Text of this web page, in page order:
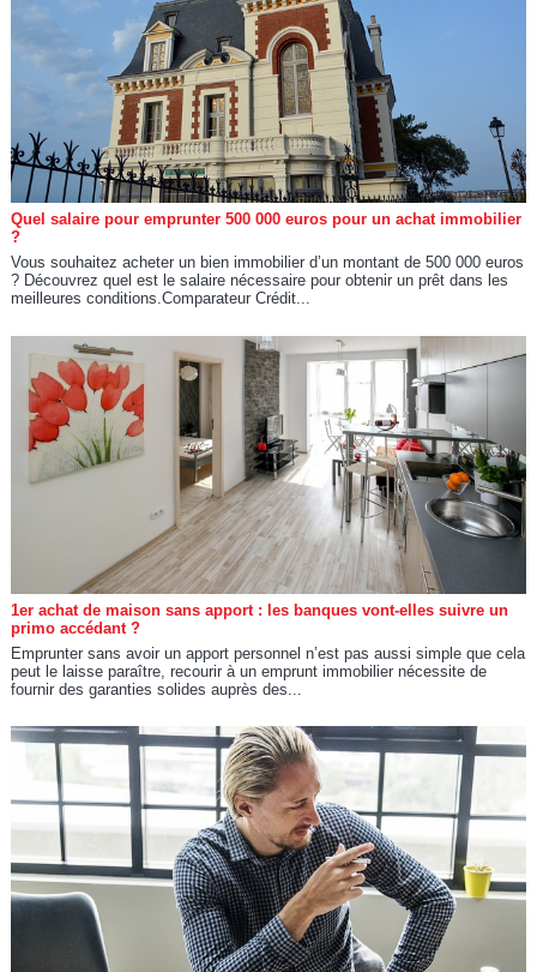
Quel salaire pour emprunter 500 000 euros pour un achat immobilier
?
Vous souhaitez acheter un bien immobilier d’un montant de 500 000 euros
? Découvrez quel est le salaire nécessaire pour obtenir un prêt dans les
meilleures conditions.Comparateur Crédit...
1er achat de maison sans apport : les banques vont-elles suivre un
primo accédant ?
Emprunter sans avoir un apport personnel n’est pas aussi simple que cela
peut le laisse paraître, recourir à un emprunt immobilier nécessite de
fournir des garanties solides auprès des...